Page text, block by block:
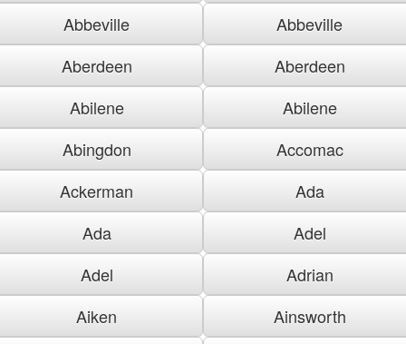
Abbeville
Abbeville
Aberdeen
Aberdeen
Abilene
Abilene
Abingdon
Accomac
Ackerman
Ada
Ada
Adel
Adel
Adrian
Aiken
Ainsworth